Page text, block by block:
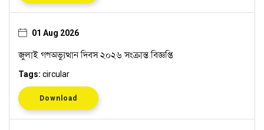
01 Aug 2026
জুলাই গণঅভ্যুত্থান দিবস ২০২৬ সংক্রান্ত বিজ্ঞপ্তি
Tags: circular
Download